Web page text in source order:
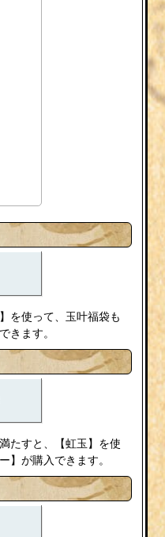
を使って、玉叶福袋も
きます。
たすと、【虹玉】を使
】が購入できます。